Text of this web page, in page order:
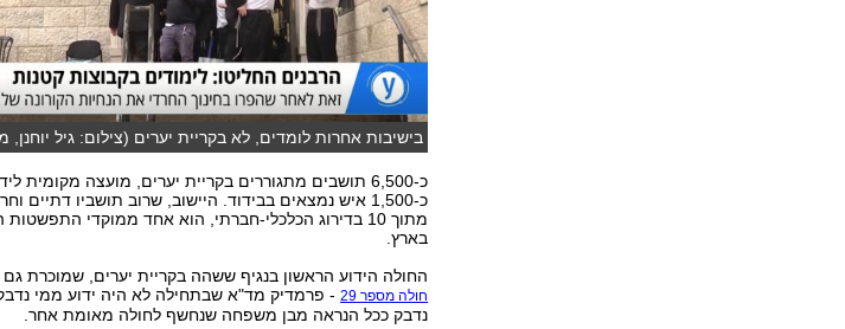
בישיבות אחרות לומדים, לא בקריית יערים (צילום: גיל יוחנן,
כ-6,500 תושבים מתגוררים בקריית יערים, מועצה מקומית
מתוך 10 בדירוג הכלכלי-חברתי, הוא אחד ממוקדי
בארץ.
החולה הידוע הראשון בנגיף ששהה בקריית יערים, שמוכרת
חולה מספר 29
- פרמדיק מד"א שבתחילה לא היה ידוע ממי
נדבק ככל הנראה מבן משפחה שנחשף לחולה מאומת אחר.